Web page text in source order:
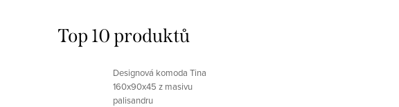
Top 10 produktů
Designová komoda Tina
160x90x45 z masivu
palisandru